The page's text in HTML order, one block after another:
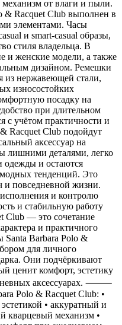
от влаги и пыли.
& Racquet Club выполнен в
элементами. Часы
и smart-casual образы,
стиля владельца. В
и женские модели, а также
дизайном. Ремешки
из нержавеющей стали,
износостойких
посадку на
при длительном
учётом практичности и
Racquet Club подойдут
аксессуар на
лишними деталями, легко
одежды и остаются
тенденций. Это
и повседневной жизни.
и контролю
и стабильную работу
Club — это сочетание
и практичного
Santa Barbara Polo &
для личного
Они подчёркивают
ценит комфорт, эстетику
аксессуарах. ⸻
Polo & Racquet Club: •
• аккуратный и
кварцевый механизм •